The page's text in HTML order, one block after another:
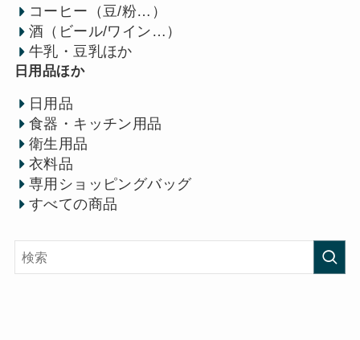
コーヒー（豆/粉…）
酒（ビール/ワイン…）
牛乳・豆乳ほか
日用品ほか
日用品
食器・キッチン用品
衛生用品
衣料品
専用ショッピングバッグ
すべての商品